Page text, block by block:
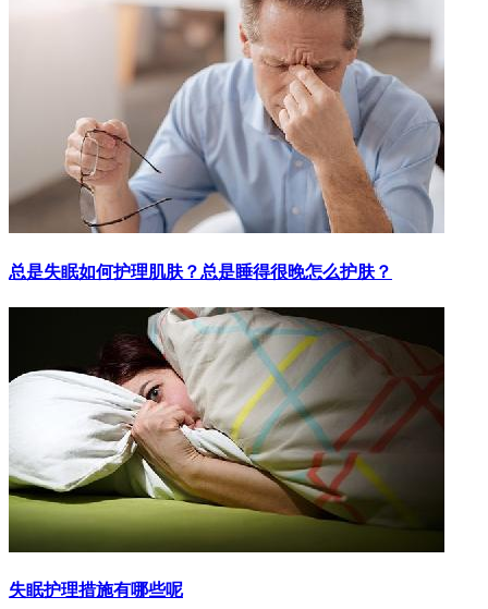
总是失眠如何护理肌肤？总是睡得很晚怎么护肤？
失眠护理措施有哪些呢